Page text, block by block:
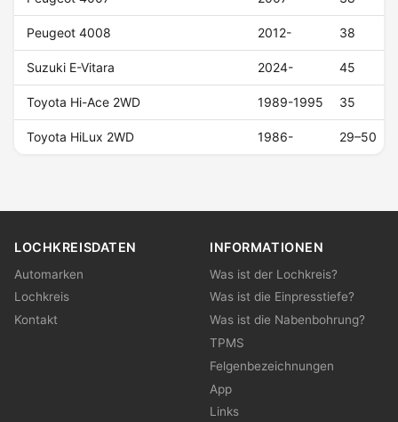
Peugeot 4008 2012- 38
Suzuki E-Vitara 2024- 45
Toyota Hi-Ace 2WD 1989-1995 35
Toyota HiLux 2WD 1986- 29–50
LOCHKREISDATEN
Automarken
Lochkreis
Kontakt
INFORMATIONEN
Was ist der Lochkreis?
Was ist die Einpresstiefe?
Was ist die Nabenbohrung?
TPMS
Felgenbezeichnungen
App
Links